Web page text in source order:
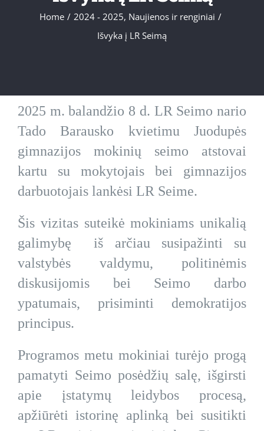
Home / 2024 - 2025, Naujienos ir renginiai /
Išvyka į LR Seimą
2025 m. balandžio 8 d. LR Seimo nario
Tado Barausko kvietimu Juodupės
gimnazijos mokinių seimo atstovai
kartu su mokytojais bei gimnazijos
darbuotojais lankėsi LR Seime.
Šis vizitas suteikė mokiniams unikalią
galimybę iš arčiau susipažinti su
valstybės valdymu, politinėmis
diskusijomis bei Seimo darbo
ypatumais, prisiminti demokratijos
principus.
Programos metu mokiniai turėjo progą
pamatyti Seimo posėdžių salę, išgirsti
apie įstatymų leidybos procesą,
apžiūrėti istorinę aplinką bei susitikti